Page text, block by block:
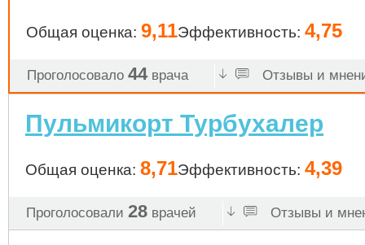
Общая оценка: 9,11Эффективность: 4,75
Проголосовало 44 врача Отзывы и
Пульмикорт Турбухалер
Общая оценка: 8,71Эффективность: 4,39
Проголосовали 28 врачей Отзывы и